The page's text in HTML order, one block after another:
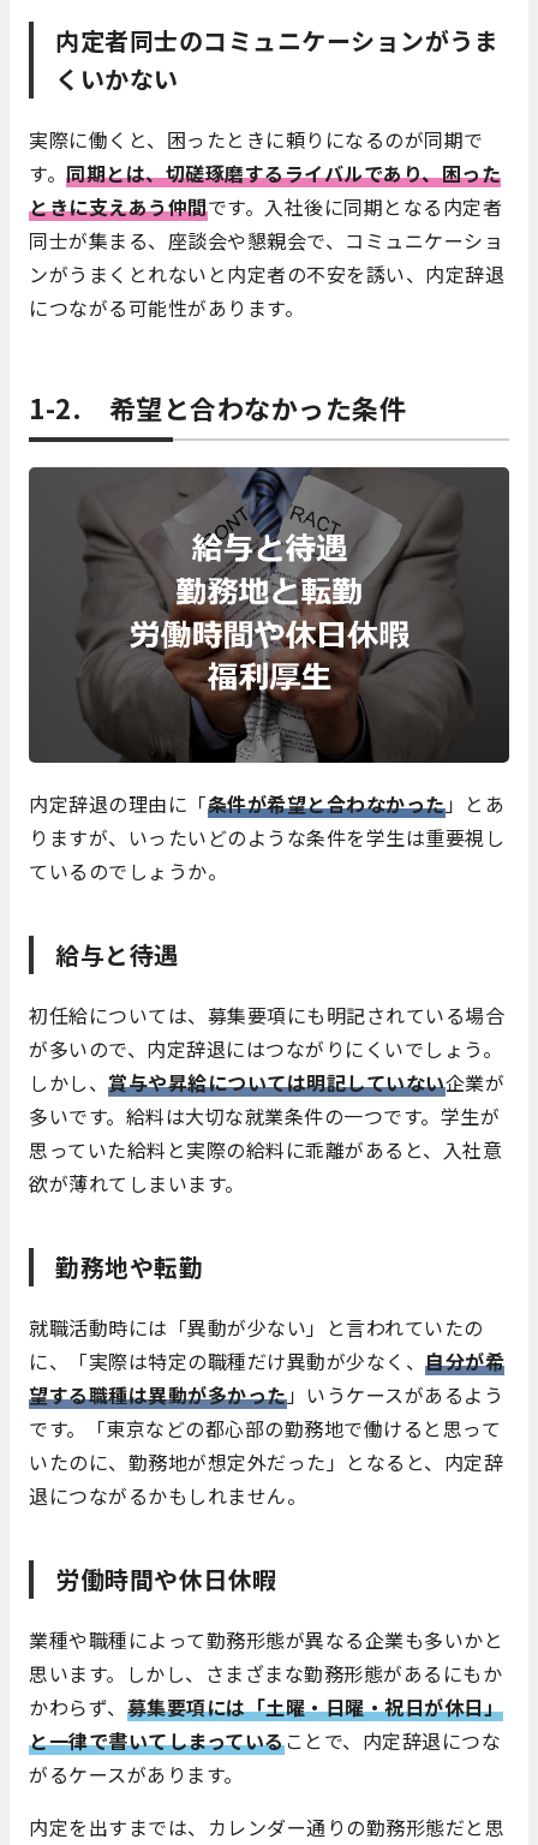
内定者同士のコミュニケーションがうま
くいかない
実際に働くと、困ったときに頼りになるのが同期で
す。 同期とは、切磋琢磨するライバルであり、困った
ときに支えあう仲間です。入社後に同期となる内定者
同士が集まる、座談会や懇親会で、コミュニケーショ
ンがうまくとれないと内定者の不安を誘い、内定辞退
につながる可能性があります。
1-2. 希望と合わなかった条件
内定辞退の理由に「条件が希望と合わなかった」とあ
りますが、いったいどのような条件を学生は重要視し
ているのでしょうか。
給与と待遇
初任給については、募集要項にも明記されている場合
が多いので、内定辞退にはつながりにくいでしょう。
しかし、 賞与や昇給については明記していない企業が
多いです。給料は大切な就業条件の一つです。学生が
思っていた給料と実際の給料に乖離があると、入社意
欲が薄れてしまいます。
勤務地や転勤
就職活動時には「異動が少ない」と言われていたの
に、「実際は特定の職種だけ異動が少なく、 自分が希
望する職種は異動が多かった」いうケースがあるよう
です。「東京などの都心部の勤務地で働けると思って
いたのに、勤務地が想定外だった」となると、内定辞
退につながるかもしれません。
労働時間や休日休暇
業種や職種によって勤務形態が異なる企業も多いかと
思います。しかし、さまざまな勤務形態があるにもか
かわらず、 募集要項には「土曜・日曜・祝日が休日」
と一律で書いてしまっていることで、内定辞退につな
がるケースがあります。
内定を出すまでは、カレンダー通りの勤務形態だと思